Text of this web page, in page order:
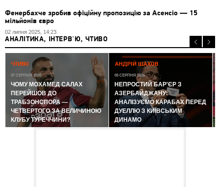
Фенербахче зробив офіційну пропозицію за Асенсіо — 15
мільйонів євро
02 липня 2025, 14:23
АНАЛІТИКА, ІНТЕРВ'Ю, ЧТИВО
ЧТИВО
07 СЕРПНЯ 2026
ЧОМУ МОХАМЕД САЛАХ
ПЕРЕЙШОВ ДО
ТРАБЗОНСПОРА —
ЧЕТВЕРТОГО ЗА ВЕЛИЧИНОЮ
КЛУБУ ТУРЕЧЧИНИ?
АНДРІЙ ШАХОВ
05 СЕРПНЯ 2026
НЕПРОСТИЙ БАР'ЄР З
АЗЕРБАЙДЖАНУ:
АНАЛІЗУЄМО КАРАБАХ ПЕРЕД
ДУЕЛЛЮ З КИЇВСЬКИМ
ДИНАМО